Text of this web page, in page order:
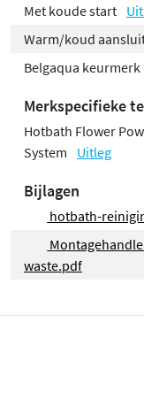
Met koude start
Warm/koud
Belgaqua keurmerk
Merkspecifieke
Hotbath Flower
System
Uitleg
Bijlagen
hotbath-
waste.pdf